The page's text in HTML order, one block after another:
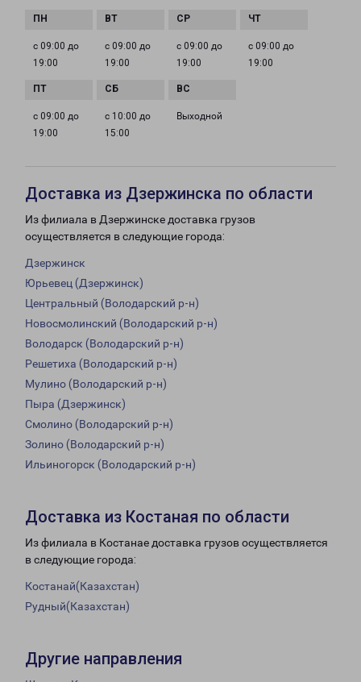
с 09:00 до
19:00
с 09:00 до
19:00
с 09:00 до
19:00
с 09:00 до
19:00
с 09:00 до
19:00
с 10:00 до
15:00
Выходной
Доставка из Дзержинска по области
Из филиала в Дзержинске доставка грузов
осуществляется в следующие города:
Дзержинск
Юрьевец (Дзержинск)
Центральный (Володарский р-н)
Новосмолинский (Володарский р-н)
Володарск (Володарский р-н)
Решетиха (Володарский р-н)
Мулино (Володарский р-н)
Пыра (Дзержинск)
Смолино (Володарский р-н)
Золино (Володарский р-н)
Ильиногорск (Володарский р-н)
Доставка из Костаная по области
Из филиала в Костанае доставка грузов осуществляется
в следующие города:
Костанай(Казахстан)
Рудный(Казахстан)
Другие направления